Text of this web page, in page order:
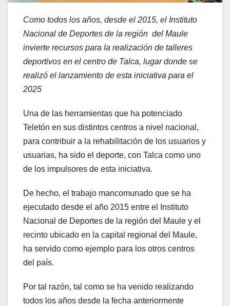
Como todos los años, desde el 2015, el Instituto
Nacional de Deportes de la región del Maule
invierte recursos para la realización de talleres
deportivos en el centro de Talca, lugar donde se
realizó el lanzamiento de esta iniciativa para el
2025
Una de las herramientas que ha potenciado
Teletón en sus distintos centros a nivel nacional,
para contribuir a la rehabilitación de los usuarios y
usuarias, ha sido el deporte, con Talca como uno
de los impulsores de esta iniciativa.
De hecho, el trabajo mancomunado que se ha
ejecutado desde el año 2015 entre el Instituto
Nacional de Deportes de la región del Maule y el
recinto ubicado en la capital regional del Maule,
ha servido como ejemplo para los otros centros
del país.
Por tal razón, tal como se ha venido realizando
todos los años desde la fecha anteriormente